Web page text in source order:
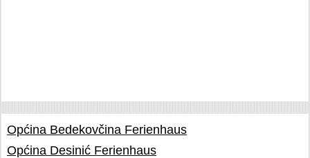
Općina Bedekovčina Ferienhaus
Općina Desinić Ferienhaus